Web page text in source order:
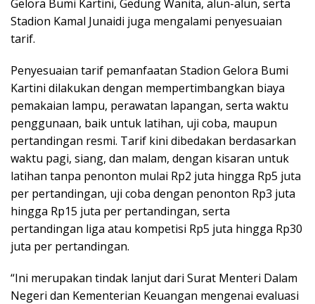
Gelora Bumi Kartini, Gedung Wanita, alun-alun, serta
Stadion Kamal Junaidi juga mengalami penyesuaian
tarif.
Penyesuaian tarif pemanfaatan Stadion Gelora Bumi
Kartini dilakukan dengan mempertimbangkan biaya
pemakaian lampu, perawatan lapangan, serta waktu
penggunaan, baik untuk latihan, uji coba, maupun
pertandingan resmi. Tarif kini dibedakan berdasarkan
waktu pagi, siang, dan malam, dengan kisaran untuk
latihan tanpa penonton mulai Rp2 juta hingga Rp5 juta
per pertandingan, uji coba dengan penonton Rp3 juta
hingga Rp15 juta per pertandingan, serta
pertandingan liga atau kompetisi Rp5 juta hingga Rp30
juta per pertandingan.
“Ini merupakan tindak lanjut dari Surat Menteri Dalam
Negeri dan Kementerian Keuangan mengenai evaluasi